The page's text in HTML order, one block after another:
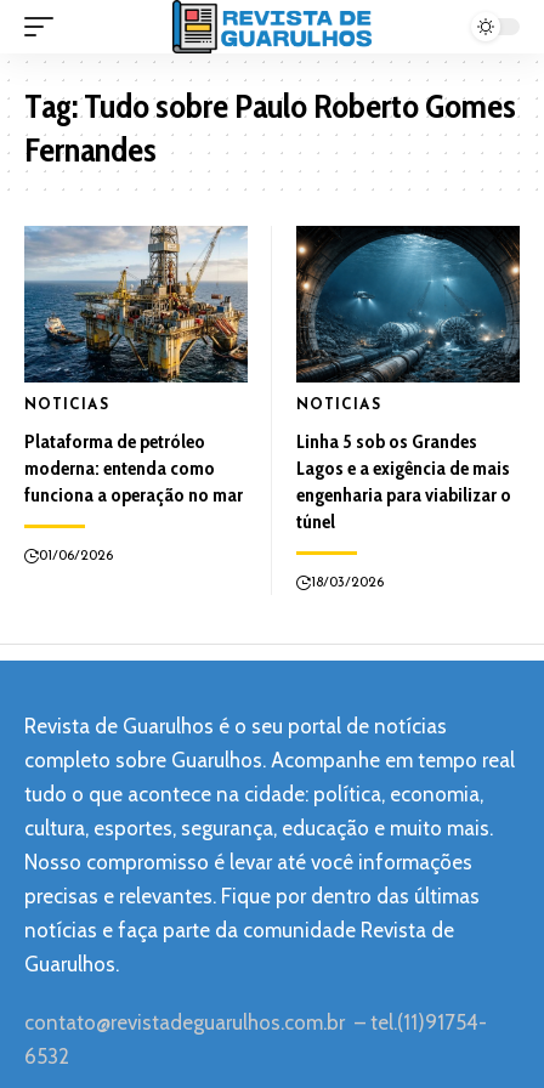
Tag:Tudo sobre Paulo Roberto Gomes
Fernandes
NOTICIAS
Plataforma de petróleo
moderna: entenda como
funciona a operação no mar
01/06/2026
NOTICIAS
Linha 5 sob os Grandes
Lagos e a exigência de mais
engenharia para viabilizar o
túnel
18/03/2026
Revista de Guarulhos é o seu portal de notícias
completo sobre Guarulhos. Acompanhe em tempo real
tudo o que acontece na cidade: política, economia,
cultura, esportes, segurança, educação e muito mais.
Nosso compromisso é levar até você informações
precisas e relevantes. Fique por dentro das últimas
notícias e faça parte da comunidade Revista de
Guarulhos.
contato@revistadeguarulhos.com.br– tel.(11)91754-
6532